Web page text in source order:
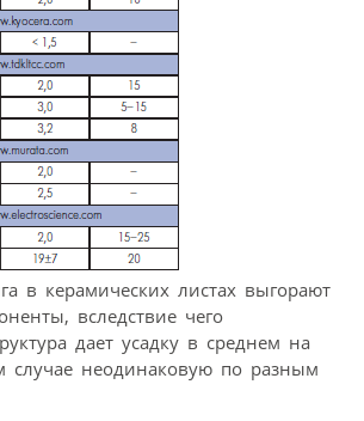
в керамических листах выгорают
вследствие чего
дает усадку в среднем на
случае неодинаковую по разным